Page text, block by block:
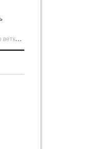
Жителям Соль-Илецка напомнили, что ветки от деревьев нельзя оставлять на площадках ТКО | Новости Соль-Илецка